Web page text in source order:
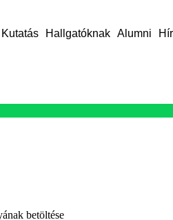
Kutatás Hallgatóknak Alumni
betöltése